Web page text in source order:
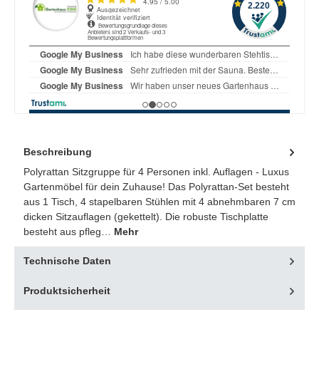
Beschreibung
Polyrattan Sitzgruppe für 4 Personen inkl. Auflagen - Luxus
Gartenmöbel für dein Zuhause! Das Polyrattan-Set besteht
aus 1 Tisch, 4 stapelbaren Stühlen mit 4 abnehmbaren 7 cm
dicken Sitzauflagen (gekettelt). Die robuste Tischplatte
besteht aus pfleg… Mehr
Technische Daten
Produktsicherheit